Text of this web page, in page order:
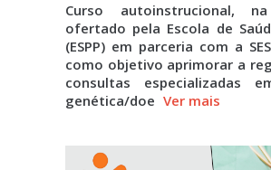
Curso autoinstrucional,
ofertado pela Escola de
(ESPP) em parceria com a
como objetivo aprimorar a
consultas especializadas
genética/doe Ver mais